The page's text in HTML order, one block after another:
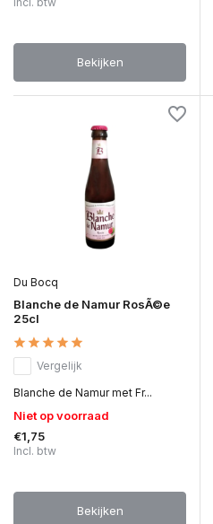
Bekijken
Du Bocq
Blanche de Namur RosÃ©e
25cl
Vergelijk
Blanche de Namur met Fr...
Niet op voorraad
€1,75
Incl. btw
Bekijken